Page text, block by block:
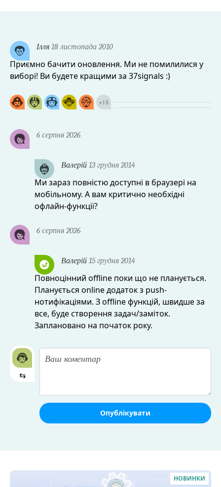
Ілля 18 листопада 2010
Приємно бачити оновлення. Ми не помилилися у
виборі! Ви будете кращими за 37signals :)
+18
6 серпня 2026
Валерій 13 грудня 2014
Ми зараз повністю доступні в браузері на
мобільному. А вам критично необхідні
офлайн-функції?
6 серпня 2026
Валерій 15 грудня 2014
Повноцінний offline поки що не планується.
Планується online додаток з push-
нотифікаціями. З offline функцій, швидше за
все, буде створення задач/заміток.
Заплановано на початок року.
⇆
Опублікувати
НОВИНКИ